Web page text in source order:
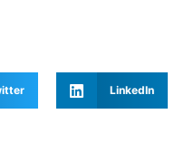
LinkedIn